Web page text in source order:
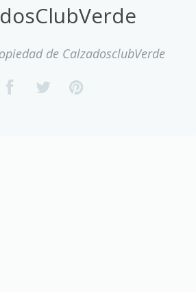
de CalzadosclubVerde